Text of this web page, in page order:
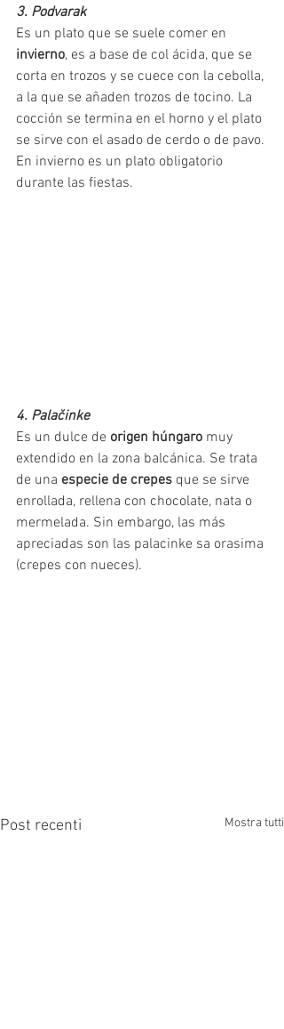
3. Podvarak
Es un plato que se suele comer en
invierno, es a base de col ácida, que se
corta en trozos y se cuece con la cebolla,
a la que se añaden trozos de tocino. La
cocción se termina en el horno y el plato
se sirve con el asado de cerdo o de pavo.
En invierno es un plato obligatorio
durante las fiestas.
4. Palačinke
Es un dulce de origen húngaro muy
extendido en la zona balcánica. Se trata
de una especie de crepes que se sirve
enrollada, rellena con chocolate, nata o
mermelada. Sin embargo, las más
apreciadas son las palacinke sa orasima
(crepes con nueces).
Post recenti Mostra tutti